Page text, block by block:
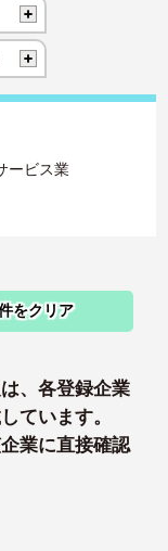
ービス業
をクリア
、各登録企業
ています。
業に直接確認